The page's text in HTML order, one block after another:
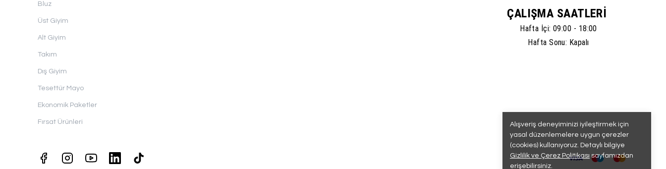
Alışveriş deneyiminizi iyileştirmek için
yasal düzenlemelere uygun çerezler
(cookies) kullanıyoruz. Detaylı bilgiye
Gizlilik ve Çerez Politikası sayfamızdan
erişebilirsiniz.
Bluz
Üst Giyim
Alt Giyim
Takım
Dış Giyim
Tesettür Mayo
Ekonomik Paketler
Fırsat Ürünleri
ÇALIŞMA SAATLERİ
Hafta İçi: 09:00 - 18:00
Hafta Sonu: Kapalı